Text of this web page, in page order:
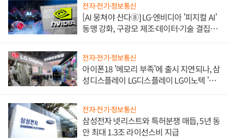
전자·전기·정보통신
[AI 뭉쳐야 산다⑧] LG·엔비디아 '피지컬 AI'
동맹 강화, 구광모 제조·데이터·기술 결집
전자·전기·정보통신
아이폰18 '메모리 부족'에 출시 지연되나, 삼
성디스플레이 LG디스플레이 LG이노텍 '탈
전자·전기·정보통신
삼성전자 넷리스트와 특허분쟁 매듭, 5년 동
안 최대 1.3조 라이선스비 지급